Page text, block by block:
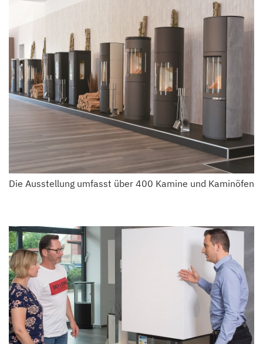
Die Ausstellung umfasst über 400 Kamine und Kaminöfen